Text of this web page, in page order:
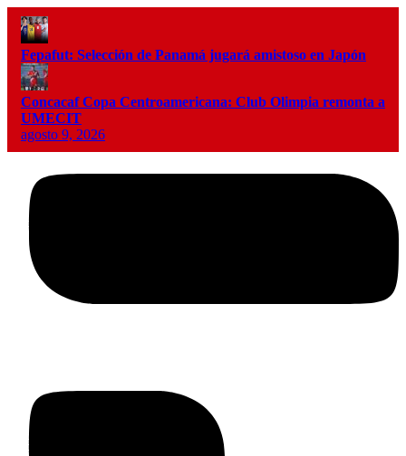
Fepafut: Selección de Panamá jugará amistoso en Japón
Concacaf Copa Centroamericana: Club Olimpia remonta a
UMECIT
agosto 9, 2026